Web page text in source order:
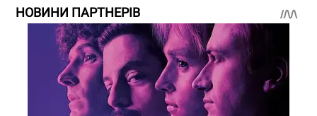
НОВИНИ ПАРТНЕРІВ